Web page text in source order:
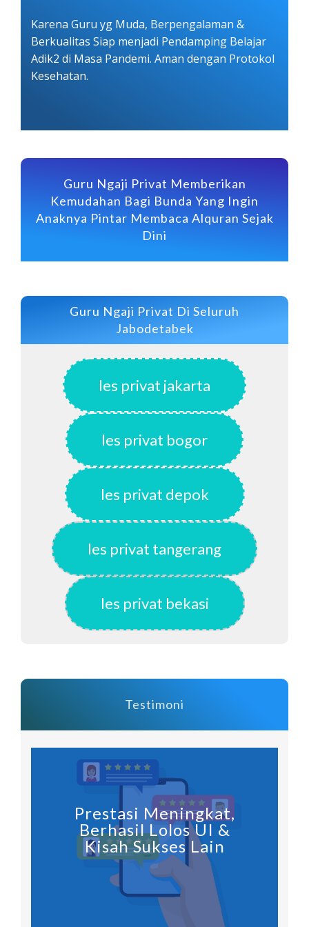
Karena Guru yg Muda, Berpengalaman &
Berkualitas Siap menjadi Pendamping Belajar
Adik2 di Masa Pandemi. Aman dengan Protokol
Kesehatan.
Guru Ngaji Privat Memberikan
Kemudahan Bagi Bunda Yang Ingin
Anaknya Pintar Membaca Alquran Sejak
Dini
Guru Ngaji Privat Di Seluruh
Jabodetabek
les privat jakarta
les privat bogor
les privat depok
les privat tangerang
les privat bekasi
Testimoni
Prestasi Meningkat,
Berhasil Lolos UI &
Kisah Sukses Lain